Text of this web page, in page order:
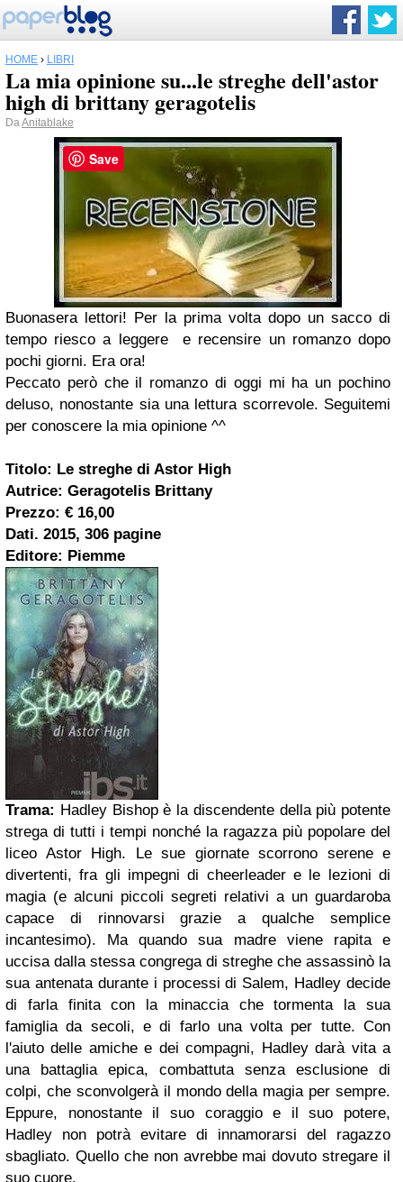
HOME › LIBRI
La mia opinione su...le streghe dell'astor
high di brittany geragotelis
DaAnitablake
Buonasera lettori! Per la prima volta dopo un sacco di
tempo riesco a leggere e recensire un romanzo dopo
pochi giorni. Era ora!
Peccato però che il romanzo di oggi mi ha un pochino
deluso, nonostante sia una lettura scorrevole. Seguitemi
per conoscere la mia opinione ^^
Titolo: Le streghe di Astor High
Autrice: Geragotelis Brittany
Prezzo: € 16,00
Dati. 2015, 306 pagine
Editore: Piemme
Trama: Hadley Bishop è la discendente della più potente
strega di tutti i tempi nonché la ragazza più popolare del
liceo Astor High. Le sue giornate scorrono serene e
divertenti, fra gli impegni di cheerleader e le lezioni di
magia (e alcuni piccoli segreti relativi a un guardaroba
capace di rinnovarsi grazie a qualche semplice
incantesimo). Ma quando sua madre viene rapita e
uccisa dalla stessa congrega di streghe che assassinò la
sua antenata durante i processi di Salem, Hadley decide
di farla finita con la minaccia che tormenta la sua
famiglia da secoli, e di farlo una volta per tutte. Con
l'aiuto delle amiche e dei compagni, Hadley darà vita a
una battaglia epica, combattuta senza esclusione di
colpi, che sconvolgerà il mondo della magia per sempre.
Eppure, nonostante il suo coraggio e il suo potere,
Hadley non potrà evitare di innamorarsi del ragazzo
sbagliato. Quello che non avrebbe mai dovuto stregare il
suo cuore.
Save